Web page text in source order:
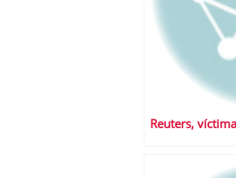
Reuters,